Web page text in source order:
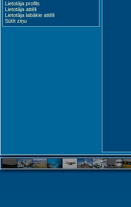
Lietotāja profils
Lietotāja attēli
Lietotāja labākie attēli
Sūtīt ziņu